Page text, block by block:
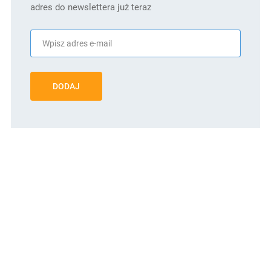
adres do newslettera już teraz
DODAJ